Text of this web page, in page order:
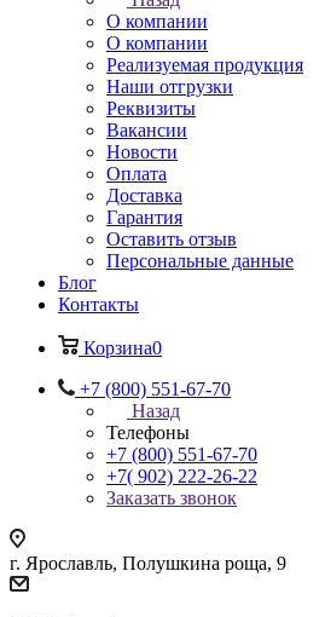
О компании
О компании
Реализуемая продукция
Наши отгрузки
Реквизиты
Вакансии
Новости
Оплата
Доставка
Гарантия
Оставить отзыв
Персональные данные
Блог
Контакты
Корзина0
+7 (800) 551-67-70
Назад
Телефоны
+7 (800) 551-67-70
+7( 902) 222-26-22
Заказать звонок
г. Ярославль, Полушкина роща, 9